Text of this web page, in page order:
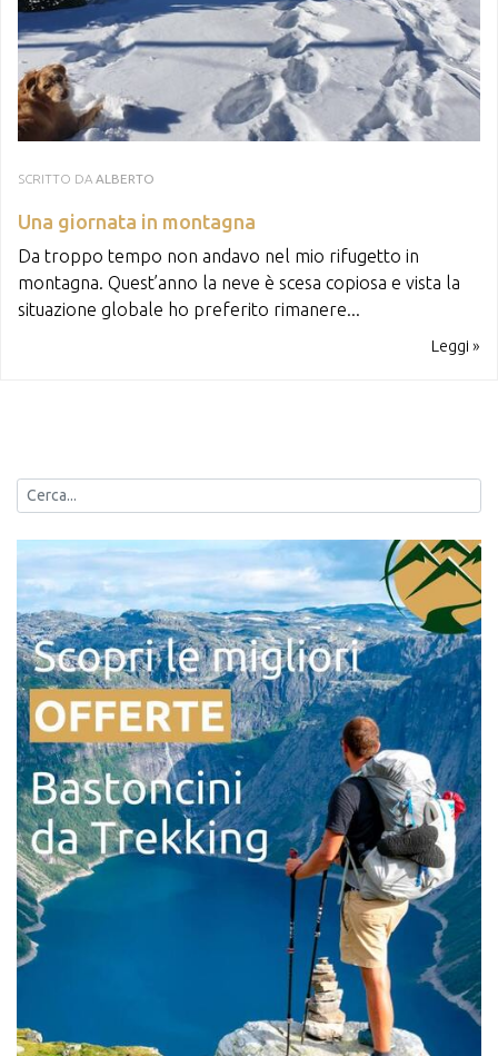
SCRITTO DA ALBERTO
Una giornata in montagna
Da troppo tempo non andavo nel mio rifugetto in
montagna. Quest’anno la neve è scesa copiosa e vista la
situazione globale ho preferito rimanere...
Leggi »